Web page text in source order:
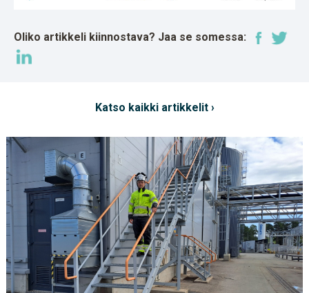
Oliko artikkeli kiinnostava? Jaa se somessa:
Katso kaikki artikkelit ›